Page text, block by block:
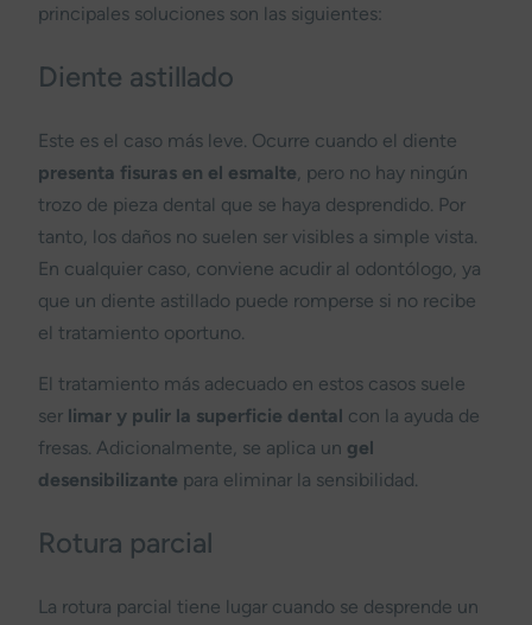
principales soluciones son las siguientes:
Diente astillado
Este es el caso más leve. Ocurre cuando el diente
presenta fisuras en el esmalte , pero no hay ningún
trozo de pieza dental que se haya desprendido. Por
tanto, los daños no suelen ser visibles a simple vista.
En cualquier caso, conviene acudir al odontólogo, ya
que un diente astillado puede romperse si no recibe
el tratamiento oportuno.
El tratamiento más adecuado en estos casos suele
ser limar y pulir la superficie dental con la ayuda de
fresas. Adicionalmente, se aplica un gel
desensibilizante para eliminar la sensibilidad.
Rotura parcial
La rotura parcial tiene lugar cuando se desprende un